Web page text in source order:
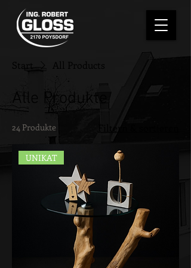
Start All Products
Alle Produkte
24 Produkte
UNIKAT